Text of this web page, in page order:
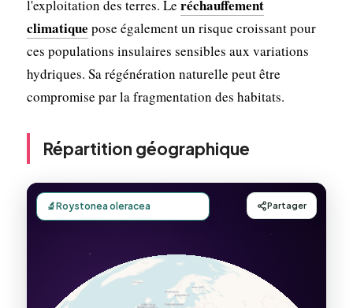
l'exploitation des terres. Le réchauffement
climatique pose également un risque croissant pour
ces populations insulaires sensibles aux variations
hydriques. Sa régénération naturelle peut être
compromise par la fragmentation des habitats.
Répartition géographique